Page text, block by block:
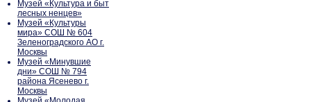
Музей «Культура и быт
лесных ненцев»
Музей «Культуры
мира» СОШ № 604
Зеленоградского АО г.
Москвы
Музей «Минувшие
дни» СОШ № 794
района Ясенево г.
Москвы